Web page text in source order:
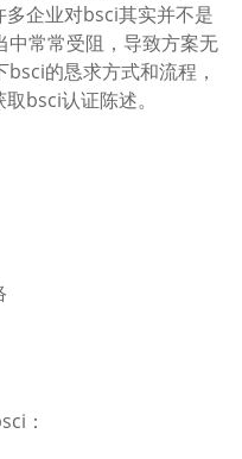
企业对bsci其实并不是
中常常受阻，导致方案无
的恳求方式和流程，
bsci认证陈述。
：